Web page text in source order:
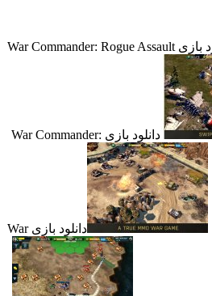
دانلود بازی War Commander: Rogue Assault
دانلود بازی War Commander:
دانلود بازی War